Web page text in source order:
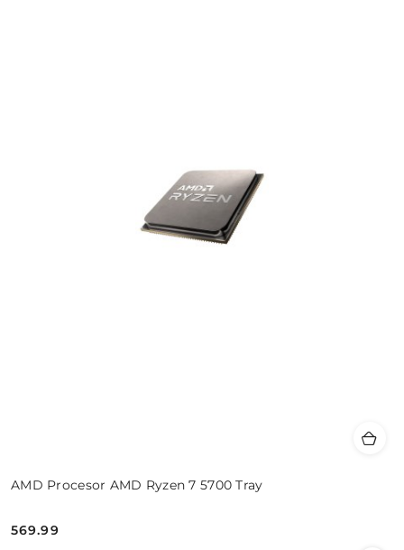
AMD Procesor AMD Ryzen 7 5700 Tray
Cena:
569.99